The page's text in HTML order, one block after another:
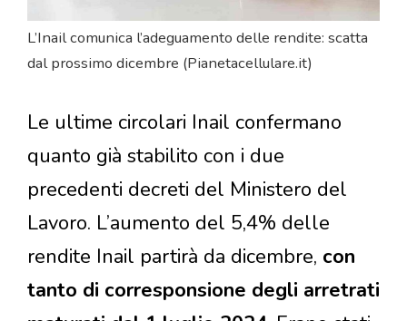
L’Inail comunica l’adeguamento delle rendite: scatta
dal prossimo dicembre (Pianetacellulare.it)
Le ultime circolari Inail confermano
quanto già stabilito con i due
precedenti decreti del Ministero del
Lavoro. L’aumento del 5,4% delle
rendite Inail partirà da dicembre, con
tanto di corresponsione degli arretrati